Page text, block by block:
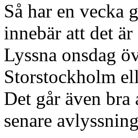
Så har en
innebär att det
Lyssna onsdag
Storstockholm
Det går även
senare